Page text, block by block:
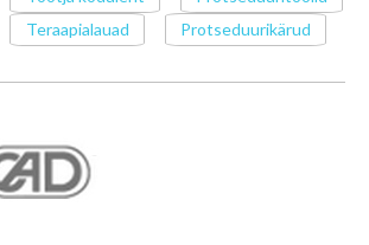
Teraapialauad
Protseduurikärud